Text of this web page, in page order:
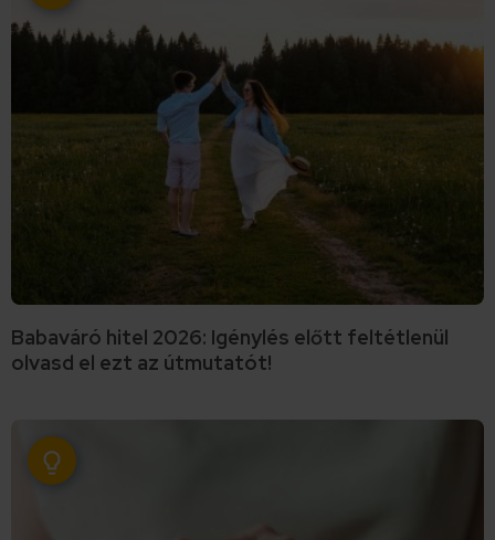
Babaváró hitel 2026: Igénylés előtt feltétlenül
olvasd el ezt az útmutatót!